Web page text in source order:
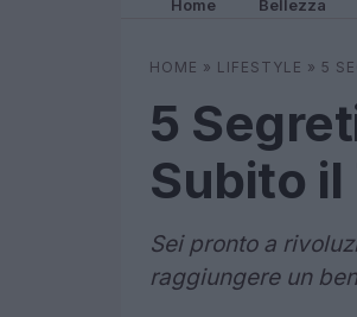
Home Bellezza
HOME » LIFESTYLE » 5
5
Subito il
Sei pronto a
raggiungere un